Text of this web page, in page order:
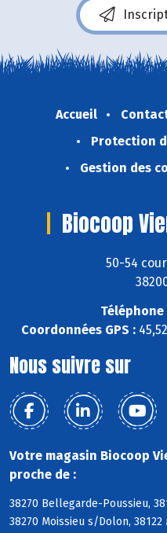
Accueil
Protection
Gestion des
Biocoop
50-54
Téléphone
Coordonnées GPS :
Nous suivre sur
Votre magasin Biocoop
proche de :
38270 Bellegarde-Poussieu,
38270 Moissieu s/Dolon,